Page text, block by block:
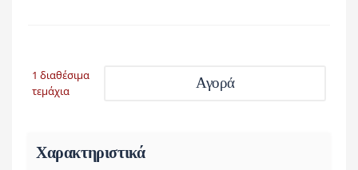
1 διαθέσιμα
τεμάχια
Αγορά
Χαρακτηριστικά